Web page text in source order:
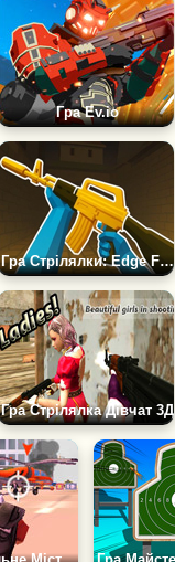
Гра Ev.io
Гра Стрілялки: Edge Fire 2
Гра Стрілялка Дівчат 3Д